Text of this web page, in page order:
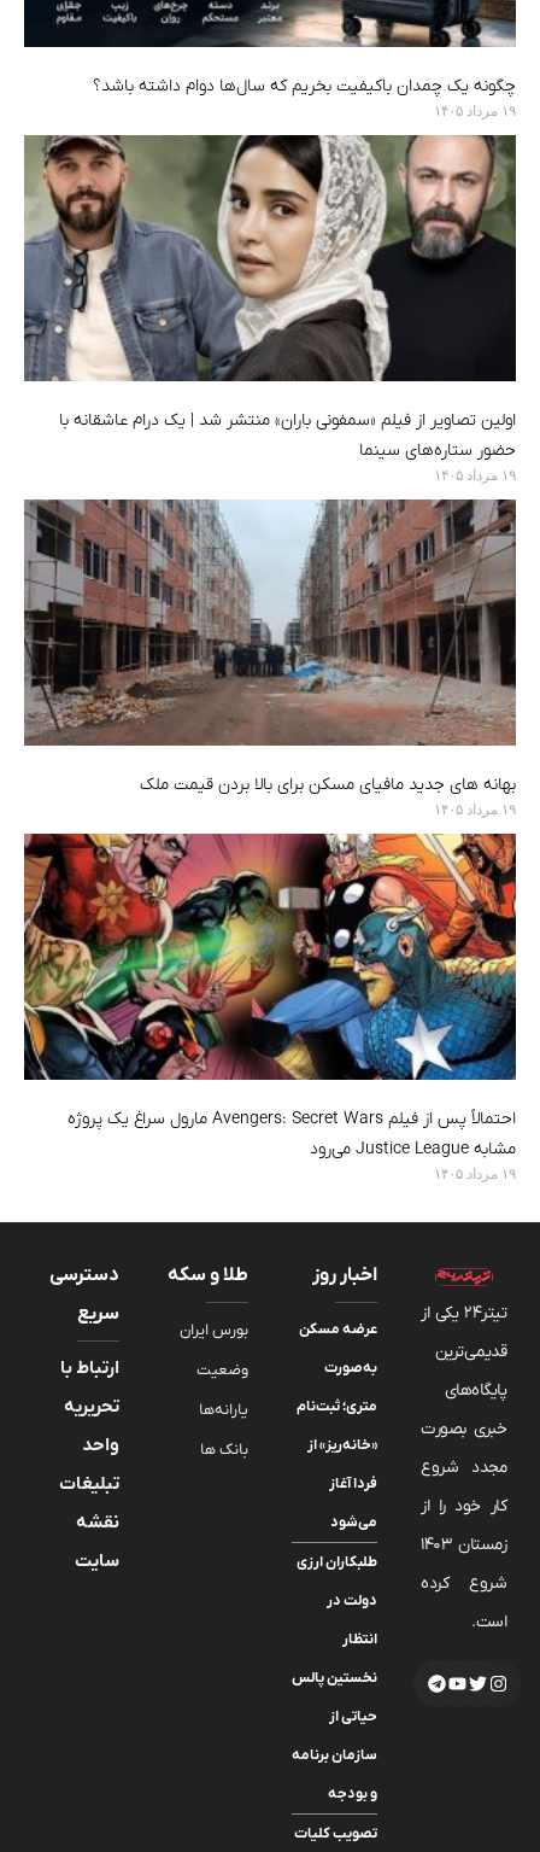
چگونه یک چمدان باکیفیت بخریم که سال‌ها دوام داشته باشد؟
۱۹ مرداد ۱۴۰۵
اولین تصاویر از فیلم «سمفونی باران» منتشر شد | یک درام عاشقانه با
حضور ستاره‌های سینما
۱۹ مرداد ۱۴۰۵
بهانه های جدید مافیای مسکن برای بالا بردن قیمت ملک
۱۹ مرداد ۱۴۰۵
احتمالاً پس از فیلم Avengers: Secret Wars مارول سراغ یک پروژه
مشابه Justice League می‌رود
۱۹ مرداد ۱۴۰۵
تیتر24 یکی از
قدیمی‌ترین
پایگاه‌های
خبری بصورت
مجدد شروع
کار خود را از
زمستان 1403
شروع کرده
است.
اخبار روز
عرضه مسکن
به‌صورت
متری؛ ثبت‌نام
«خانه‌ریز» از
فردا آغاز
می‌شود
طلبکاران ارزی
دولت در
انتظار
نخستین پالس
حیاتی از
سازمان برنامه
و بودجه
تصویب کلیات
طلا و سکه
بورس ایران
وضعیت
یارانه‌ها
بانک ها
دسترسی
سریع
ارتباط با
تحریریه
واحد
تبلیغات
نقشه
سایت